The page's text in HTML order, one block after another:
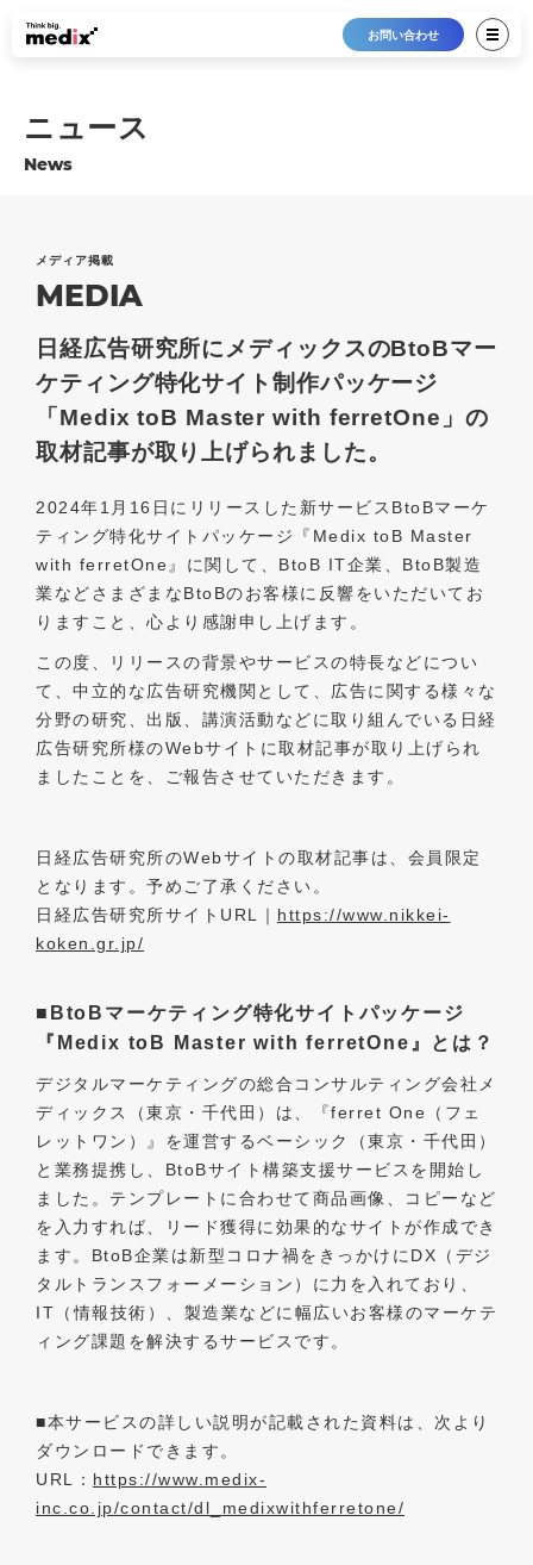
お問い合わせ
ニュース
News
メディア掲載
MEDIA
日経広告研究所にメディックスのBtoBマー
ケティング特化サイト制作パッケージ
「Medix toB Master with ferretOne」の
取材記事が取り上げられました。
2024年1月16日にリリースした新サービスBtoBマーケ
ティング特化サイトパッケージ『Medix toB Master
with ferretOne』に関して、BtoB IT企業、BtoB製造
業などさまざまなBtoBのお客様に反響をいただいてお
りますこと、心より感謝申し上げます。
この度、リリースの背景やサービスの特長などについ
て、中立的な広告研究機関として、広告に関する様々な
分野の研究、出版、講演活動などに取り組んでいる日経
広告研究所様のWebサイトに取材記事が取り上げられ
ましたことを、ご報告させていただきます。
日経広告研究所のWebサイトの取材記事は、会員限定
となります。予めご了承ください。
日経広告研究所サイトURL｜ https://www.nikkei-
koken.gr.jp/
■BtoBマーケティング特化サイトパッケージ
『Medix toB Master with ferretOne』とは？
デジタルマーケティングの総合コンサルティング会社メ
ディックス（東京・千代田）は、『ferret One（フェ
レットワン）』を運営するベーシック（東京・千代田）
と業務提携し、BtoBサイト構築支援サービスを開始し
ました。テンプレートに合わせて商品画像、コピーなど
を入力すれば、リード獲得に効果的なサイトが作成でき
ます。BtoB企業は新型コロナ禍をきっかけにDX（デジ
タルトランスフォーメーション）に力を入れており、
IT（情報技術）、製造業などに幅広いお客様のマーケテ
ィング課題を解決するサービスです。
■本サービスの詳しい説明が記載された資料は、次より
ダウンロードできます。
URL： https://www.medix-
inc.co.jp/contact/dl_medixwithferretone/